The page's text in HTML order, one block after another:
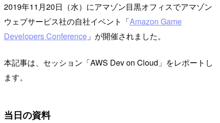
2019年11月20日（水）にアマゾン目黒オフィスでアマゾン
ウェブサービス社の自社イベント「Amazon Game
Developers Conference 」が開催されました。
本記事は、セッション「AWS Dev on Cloud」をレポートし
ます。
当日の資料